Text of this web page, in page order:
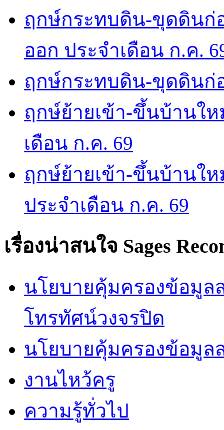
ฤกษ์กระทบดิน-ขุดดินก่
ออก ประจำเดือน ก.ค.
ฤกษ์กระทบดิน-ขุดดินก่
ฤกษ์ย้ายเข้า-ขึ้นบ้านใ
เดือน ก.ค. 69
ฤกษ์ย้ายเข้า-ขึ้นบ้านใ
ประจำเดือน ก.ค. 69
เรื่องน่าสนใจ Sages
นโยบายคุ้มครองข้อมูล
โทรทัศน์วงจรปิด
นโยบายคุ้มครองข้อมูล
งานไหว้ครู
ความรู้ทั่วไป